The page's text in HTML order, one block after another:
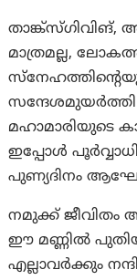
താങ്ക്‌സ്‌ഗിവിങ്,
മാത്രമല്ല,
മഹാമാരിയുടെ
ഇപ്പോൾ
പുണ്യദിനം
നമുക്ക് ജീവിതം
ഈ മണ്ണിൽ
എല്ലാവർക്കും